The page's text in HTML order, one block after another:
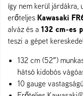
így nem kerül járdákra,
erőteljes Kawasaki
alváz és a 132 cm-es
teszi a gépet
132 cm (52″)
hátsó kidobós
10 gauge